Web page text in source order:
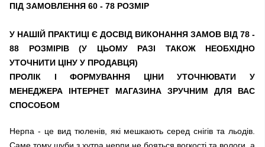
ПІД ЗАМОВЛЕННЯ 60 - 78 РОЗМІР
У НАШІЙ ПРАКТИЦІ Є ДОСВІД ВИКОНАННЯ ЗАМОВ ВІД 78 -
88 РОЗМІРІВ (У ЦЬОМУ РАЗІ ТАКОЖ НЕОБХІДНО
УТОЧНИТИ ЦІНУ У ПРОДАВЦЯ)
ПРОЛІК І ФОРМУВАННЯ ЦІНИ УТОЧНЮВАТИ У
МЕНЕДЖЕРА ІНТЕРНЕТ МАГАЗИНА ЗРУЧНИМ ДЛЯ ВАС
СПОСОБОМ
Нерпа - це вид тюленів, які мешкають серед снігів та льодів.